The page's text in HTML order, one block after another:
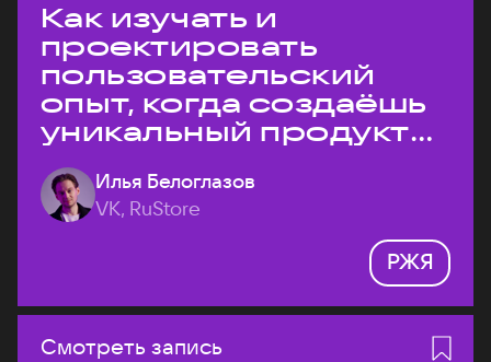
Как изучать и
проектировать
пользовательский
опыт, когда создаёшь
уникальный продукт
на рынке?
Илья Белоглазов
VK, RuStore
РЖЯ
Смотреть запись